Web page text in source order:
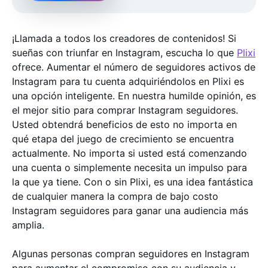
¡Llamada a todos los creadores de contenidos! Si
sueñas con triunfar en Instagram, escucha lo que Plixi
ofrece. Aumentar el número de seguidores activos de
Instagram para tu cuenta adquiriéndolos en Plixi es
una opción inteligente. En nuestra humilde opinión, es
el mejor sitio para comprar Instagram seguidores.
Usted obtendrá beneficios de esto no importa en
qué etapa del juego de crecimiento se encuentra
actualmente. No importa si usted está comenzando
una cuenta o simplemente necesita un impulso para
la que ya tiene. Con o sin Plixi, es una idea fantástica
de cualquier manera la compra de bajo costo
Instagram seguidores para ganar una audiencia más
amplia.
Algunas personas compran seguidores en Instagram